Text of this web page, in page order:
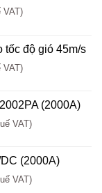
VAT)
tốc độ gió 45m/s
VAT)
(2000A)
VAT)
(2000A)
VAT)